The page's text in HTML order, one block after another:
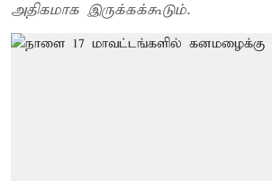
அதிகமாக இருக்கக்கூடும்.